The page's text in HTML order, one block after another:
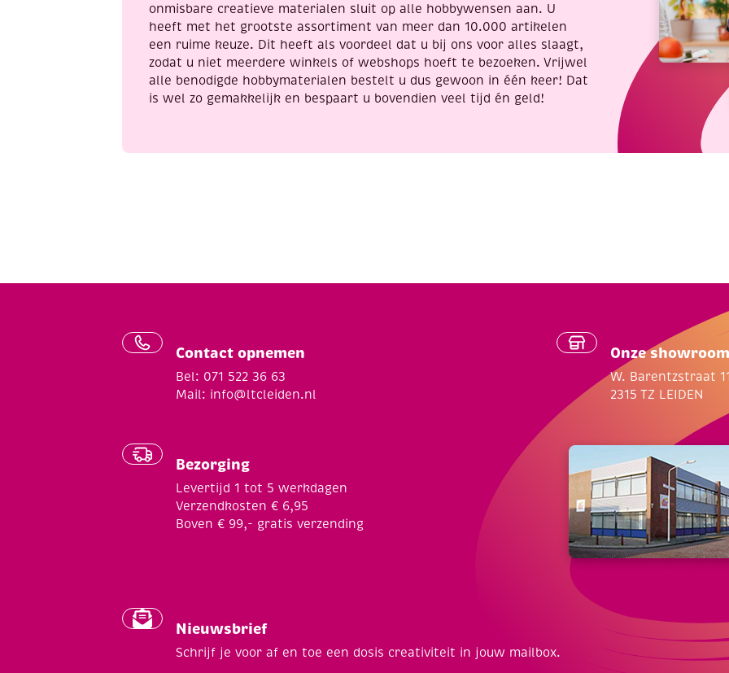
onmisbare creatieve materialen sluit op alle hobbywensen aan. U
heeft met het grootste assortiment van meer dan 10.000 artikelen
een ruime keuze. Dit heeft als voordeel dat u bij ons voor alles slaagt,
zodat u niet meerdere winkels of webshops hoeft te bezoeken. Vrijwel
alle benodigde hobbymaterialen bestelt u dus gewoon in één keer! Dat
is wel zo gemakkelijk en bespaart u bovendien veel tijd én geld!
Contact opnemen
Bel: 071 522 36 63
Mail: info@ltcleiden.nl
Bezorging
Levertijd 1 tot 5 werkdagen
Verzendkosten € 6,95
Boven € 99,- gratis verzending
Onze showroom
W. Barentzstraat
2315 TZ LEIDEN
Nieuwsbrief
Schrijf je voor af en toe een dosis creativiteit in jouw mailbox.